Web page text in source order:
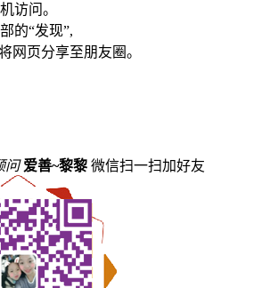
访问。
的“发现”,
网页分享至朋友圈。
问 爱善~黎黎 微信扫一扫加好友